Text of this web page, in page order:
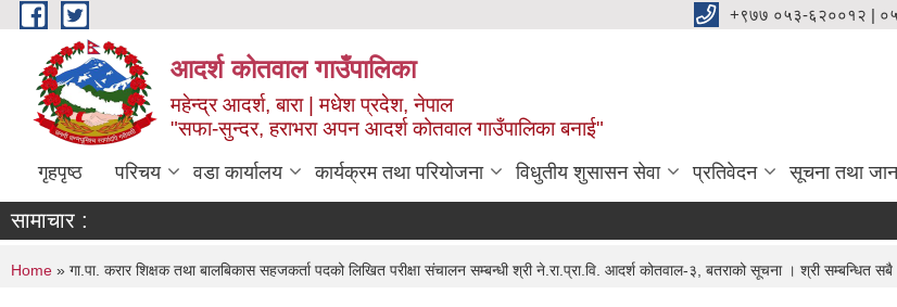
Skip to main content +९७७ ०५३-६२००१२ |
आदर्श कोतवाल गाउँपालिका
महेन्द्र आदर्श, बारा | मधेश प्रदेश, नेपाल
"सफा-सुन्दर, हराभरा अपन आदर्श कोतवाल गाउँपालिका बनाई"
गृहपृष्ठ परिचय वडा कार्यालय कार्यक्रम तथा परियोजना विधुतीय शुसासन सेवा प्रतिवेदन सूचना तथा
सामाचार :
You are here
Home » गा.पा. करार शिक्षक तथा बालबिकास सहजकर्ता पदको लिखित परीक्षा संचालन सम्बन्धी श्री ने.रा.प्रा.वि. आदर्श कोतवाल-३, बतराको सूचना । श्री सम्बन्धित सबै